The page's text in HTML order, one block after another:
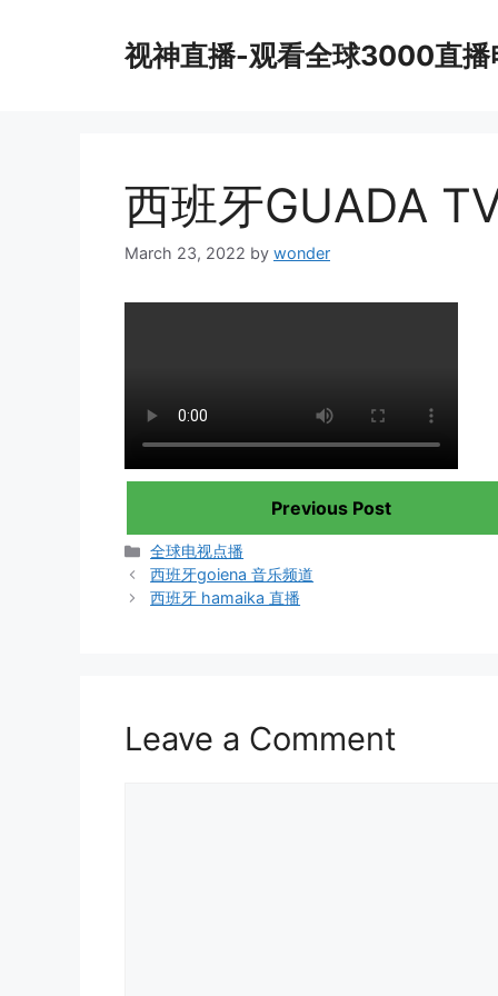
视神直播-观看全球3000直播
西班牙GUADA
March 23, 2022 by wonder
Previous Post
Categories
全球电视点播
西班牙goiena 音乐频道
西班牙 hamaika 直播
Leave a Comment